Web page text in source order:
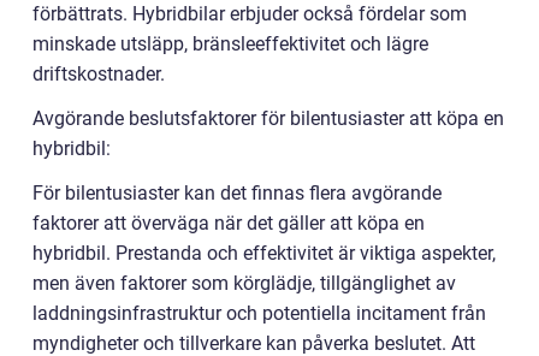
förbättrats. Hybridbilar erbjuder också fördelar som
minskade utsläpp, bränsleeffektivitet och lägre
driftskostnader.
Avgörande beslutsfaktorer för bilentusiaster att köpa en
hybridbil:
För bilentusiaster kan det finnas flera avgörande
faktorer att överväga när det gäller att köpa en
hybridbil. Prestanda och effektivitet är viktiga aspekter,
men även faktorer som körglädje, tillgänglighet av
laddningsinfrastruktur och potentiella incitament från
myndigheter och tillverkare kan påverka beslutet. Att